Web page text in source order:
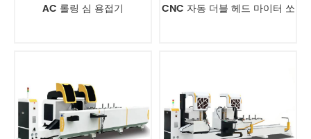
AC 롤링 심 용접기 CNC 자동 더블 헤드 마이터 쏘